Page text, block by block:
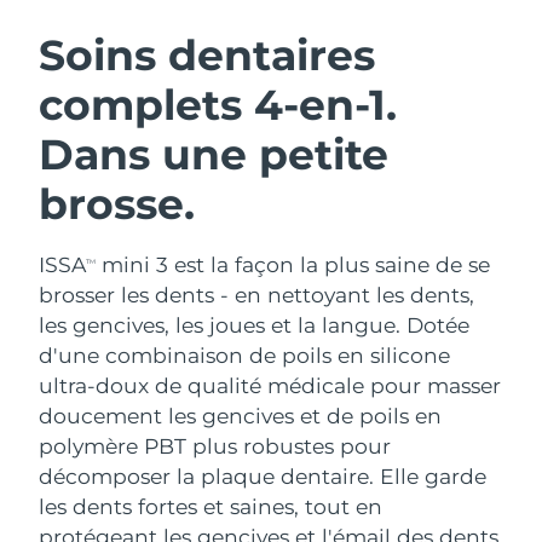
Soins dentaires
complets 4-en-1.
Dans une petite
brosse.
ISSATM
mini 3 est la façon la plus saine de se
brosser les dents - en nettoyant les dents,
les gencives, les joues et la langue. Dotée
d'une combinaison de poils en silicone
ultra-doux de qualité médicale pour masser
doucement les gencives et de poils en
polymère PBT plus robustes pour
décomposer la plaque dentaire. Elle garde
les dents fortes et saines, tout en
protégeant les gencives et l'émail des dents
Nettoyage du visage
Anti-aging massage
LUNA™ 4 Plus
Massage, LED heating
LUNA™ 4 Men
For men, anti-aging massage
Lifting
Microcurrent toning
BEAR™ 2 go
Microcurrent toning on-the-go
BEAR™ 2 eyes & lips
Microcurrent line smoothing device
Hydratation
UFO™ 3 coffret
Deep facial hydration
UFO™ 3 LED
Near-infrared and red light therapy
device
Soin bucco-dentaire
issa™ 4
Hybrid silicone sonic toothbrush
issa™ 4 plus
Smart hybrid silicone sonic toothbrush
FAQ™ TRAITEMENT ANTI-ÂGE
Anti-âge Traitements LED
NEW
Autriche
Bahreïn Livraison estimée
Belgique Livraison estimée
Bermudes
Bosnie-Herzégovine Livraison estimée8/12/26
Brunei Livraison estimée8/14/26
Bulgarie Livraison estimée8/9/26
Canada Livraison estimée
Chili Livraison estimée